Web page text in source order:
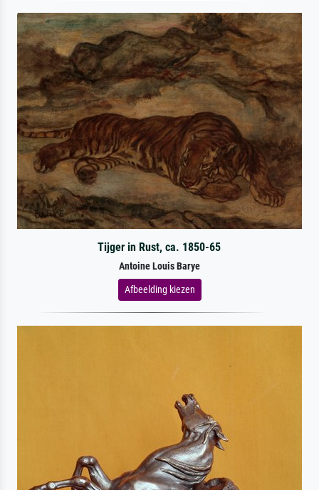
Tijger in Rust, ca. 1850-65
Antoine Louis Barye
Afbeelding kiezen